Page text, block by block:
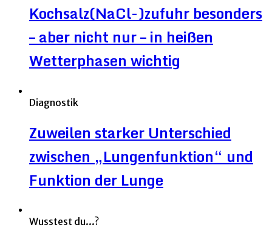
Kochsalz(NaCl-)zufuhr besonders
– aber nicht nur – in heißen
Wetterphasen wichtig
Diagnostik
Zuweilen starker Unterschied
zwischen „Lungenfunktion“ und
Funktion der Lunge
Wusstest du...?